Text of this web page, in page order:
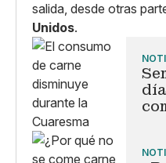
salida, desde otras
Unidos.